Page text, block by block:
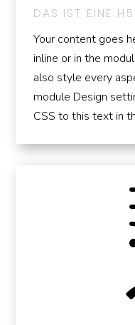
DAS IST EINE
Your content goes
inline or in the
also style every
module Design
CSS to this text in